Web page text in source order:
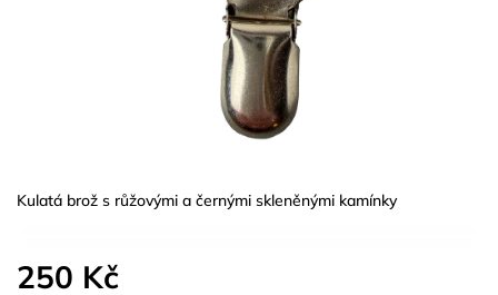
250 Kč
Kulatá brož s růžovými a černými skleněnými kamínky